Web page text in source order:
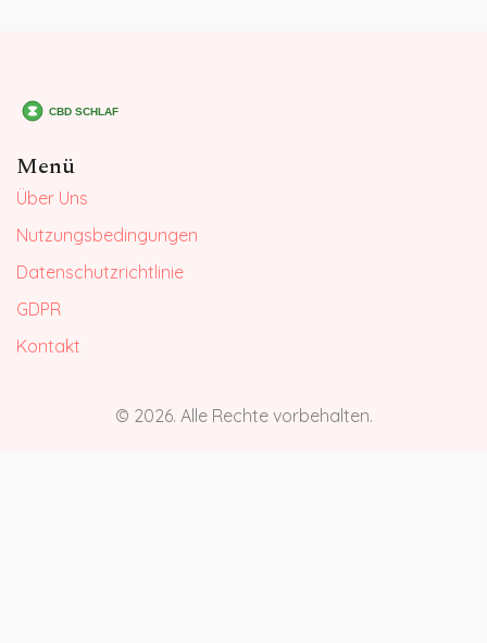
Menü
Über Uns
Nutzungsbedingungen
Datenschutzrichtlinie
GDPR
Kontakt
© 2026. Alle Rechte vorbehalten.